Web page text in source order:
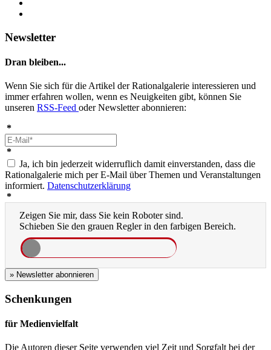
Newsletter
Dran bleiben...
Wenn Sie sich für die Artikel der Rationalgalerie interessieren und
immer erfahren wollen, wenn es Neuigkeiten gibt, können Sie
unseren RSS-Feed oder Newsletter abonnieren:
*
*
Ja, ich bin jederzeit widerruflich damit einverstanden, dass die
Rationalgalerie mich per E-Mail über Themen und Veranstaltungen
informiert. Datenschutzerklärung
*
Zeigen Sie mir, dass Sie kein Roboter sind.
Schieben Sie den grauen Regler in den farbigen Bereich.
» Newsletter abonnieren
Schenkungen
für Medienvielfalt
Die Autoren dieser Seite verwenden viel Zeit und Sorgfalt bei der